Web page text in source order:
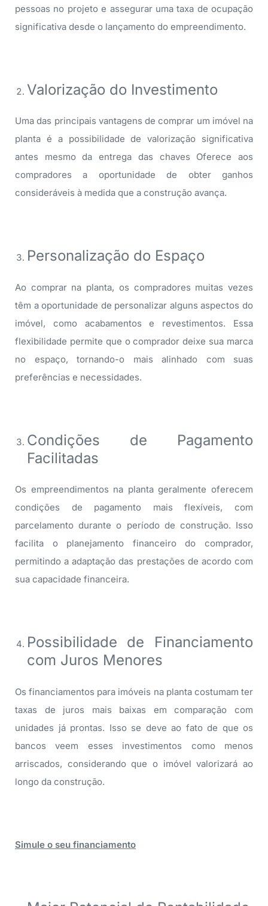
pessoas no projeto e assegurar uma taxa de ocupação
significativa desde o lançamento do empreendimento.
Valorização do Investimento
Uma das principais vantagens de comprar um imóvel na
planta é a possibilidade de valorização significativa
antes mesmo da entrega das chaves Oferece aos
compradores a oportunidade de obter ganhos
consideráveis à medida que a construção avança.
Personalização do Espaço
Ao comprar na planta, os compradores muitas vezes
têm a oportunidade de personalizar alguns aspectos do
imóvel, como acabamentos e revestimentos. Essa
flexibilidade permite que o comprador deixe sua marca
no espaço, tornando-o mais alinhado com suas
preferências e necessidades.
Condições de Pagamento
Facilitadas
Os empreendimentos na planta geralmente oferecem
condições de pagamento mais flexíveis, com
parcelamento durante o período de construção. Isso
facilita o planejamento financeiro do comprador,
permitindo a adaptação das prestações de acordo com
sua capacidade financeira.
Possibilidade de Financiamento
com Juros Menores
Os financiamentos para imóveis na planta costumam ter
taxas de juros mais baixas em comparação com
unidades já prontas. Isso se deve ao fato de que os
bancos veem esses investimentos como menos
arriscados, considerando que o imóvel valorizará ao
longo da construção.
Simule o seu financiamento